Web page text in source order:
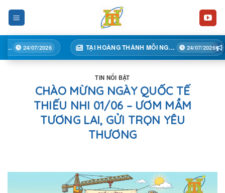
2026 TẠI HOÀNG THÀNH MỖI NGÀY MỘT BƯỚC TIẾN 24/07/2026
TIN NỔI BẬT
CHÀO MỪNG NGÀY QUỐC TẾ
THIẾU NHI 01/06 – ƯƠM MẦM
TƯƠNG LAI, GỬI TRỌN YÊU
THƯƠNG